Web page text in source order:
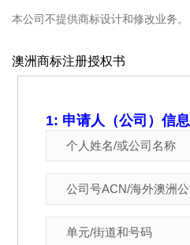
本公司不提供商标设计和修改业务。
澳洲商标注册授权书
1: 申请人（公司）信息